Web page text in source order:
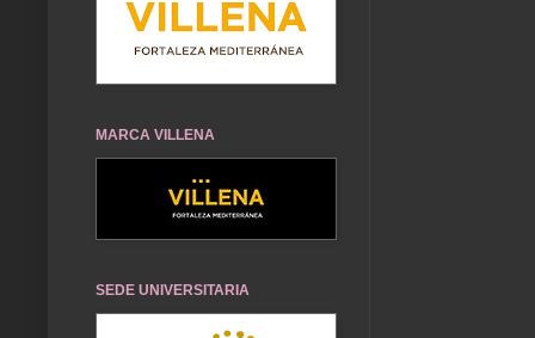
MARCA VILLENA
SEDE UNIVERSITARIA